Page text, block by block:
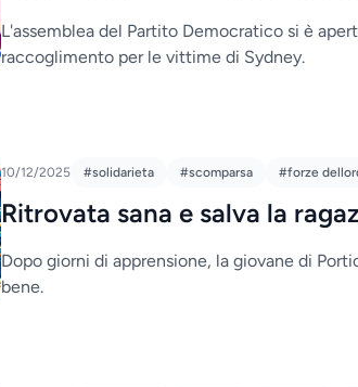
L'assemblea del Partito Democratico si è
raccoglimento per le vittime di Sydney.
10/12/2025 #solidarieta #scomparsa #forze
Ritrovata sana e salva la
Dopo giorni di apprensione, la giovane di
bene.